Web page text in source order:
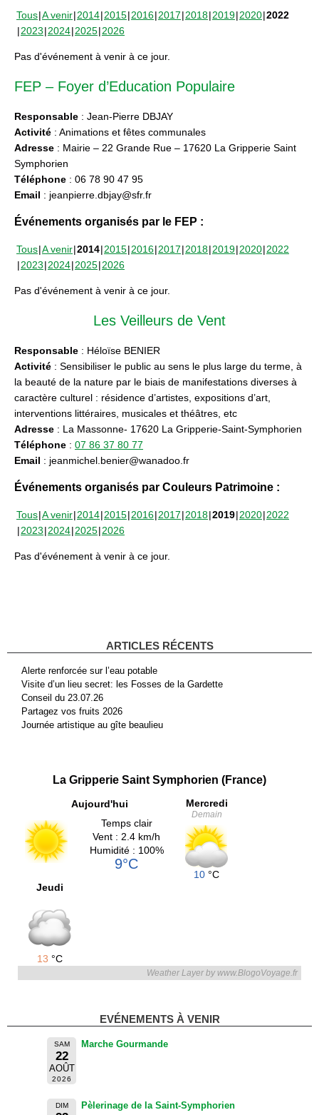
Tous A venir 2014 2015 2016 2017 2018 2019 2020 2022
2023 2024 2025 2026
Pas d'événement à venir à ce jour.
FEP – Foyer d’Education Populaire
Responsable : Jean-Pierre DBJAY
Activité : Animations et fêtes communales
Adresse : Mairie – 22 Grande Rue – 17620 La Gripperie Saint
Symphorien
Téléphone : 06 78 90 47 95
Email : jeanpierre.dbjay@sfr.fr
Événements organisés par le FEP :
Tous A venir 2014 2015 2016 2017 2018 2019 2020 2022
2023 2024 2025 2026
Pas d'événement à venir à ce jour.
Les Veilleurs de Vent
Responsable : Héloïse BENIER
Activité : Sensibiliser le public au sens le plus large du terme, à
la beauté de la nature par le biais de manifestations diverses à
caractère culturel : résidence d’artistes, expositions d’art,
interventions littéraires, musicales et théâtres, etc
Adresse : La Massonne- 17620 La Gripperie-Saint-Symphorien
Téléphone : 07 86 37 80 77
Email : jeanmichel.benier@wanadoo.fr
Événements organisés par Couleurs Patrimoine :
Tous A venir 2014 2015 2016 2017 2018 2019 2020 2022
2023 2024 2025 2026
Pas d'événement à venir à ce jour.
ARTICLES RÉCENTS
Alerte renforcée sur l’eau potable
Visite d’un lieu secret: les Fosses de la Gardette
Conseil du 23.07.26
Partagez vos fruits 2026
Journée artistique au gîte beaulieu
La Gripperie Saint Symphorien (France)
Aujourd'hui
Temps clair
Vent : 2.4 km/h
Humidité : 100%
9°C
Mercredi
Demain
10 °C
Jeudi
13 °C
Weather Layer by www.BlogoVoyage.fr
EVÉNEMENTS À VENIR
SAM
22
AOÛT
2026
Marche Gourmande
DIM
Pèlerinage de la Saint-Symphorien